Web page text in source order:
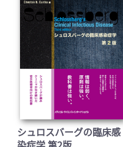
シュロスバーグの臨床感